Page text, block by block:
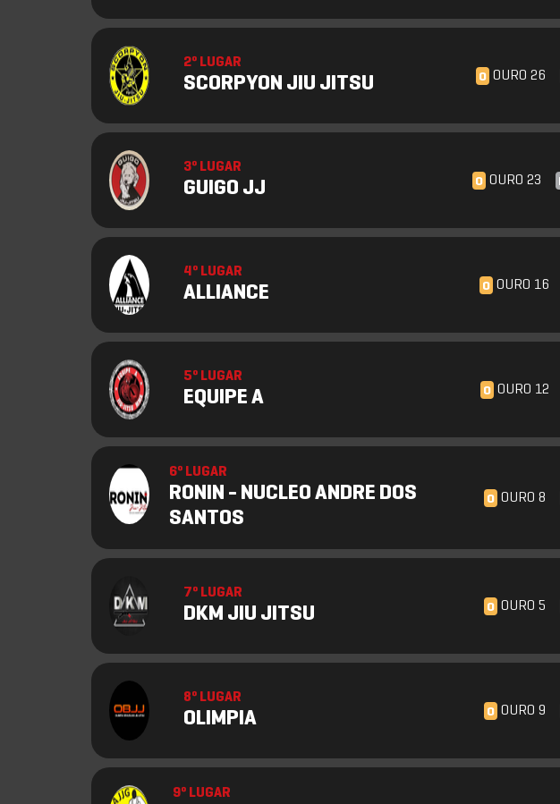
2º LUGAR
SCORPYON JIU JITSU O OURO 26
3º LUGAR
GUIGO JJ O OURO 23
4º LUGAR
ALLIANCE O OURO 16
5º LUGAR
EQUIPE A O OURO 12
6º LUGAR
RONIN - NUCLEO ANDRE DOS
SANTOS
O OURO 8
7º LUGAR
DKM JIU JITSU O OURO 5
8º LUGAR
OLIMPIA O OURO 9
9º LUGAR